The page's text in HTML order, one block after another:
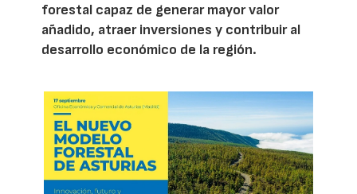
forestal capaz de generar mayor valor
añadido, atraer inversiones y contribuir al
desarrollo económico de la región.